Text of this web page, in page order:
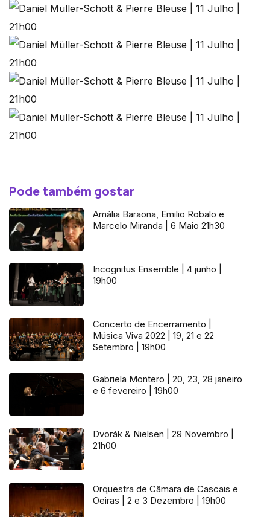
Pode também gostar
Amália Baraona, Emilio Robalo e
Marcelo Miranda | 6 Maio 21h30
Incognitus Ensemble | 4 junho |
19h00
Concerto de Encerramento |
Música Viva 2022 | 19, 21 e 22
Setembro | 19h00
Gabriela Montero | 20, 23, 28 janeiro
e 6 fevereiro | 19h00
Dvorák & Nielsen | 29 Novembro |
21h00
Orquestra de Câmara de Cascais e
Oeiras | 2 e 3 Dezembro | 19h00